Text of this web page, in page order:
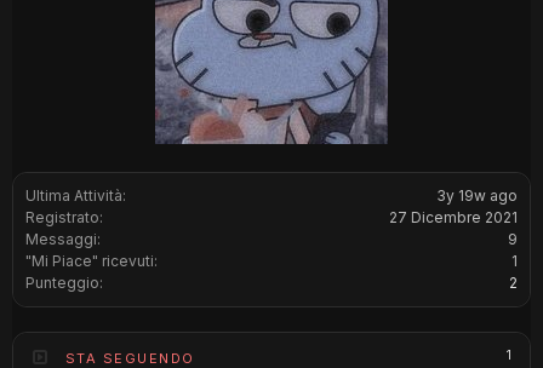
Ultima Attività:
3y 19w ago
Registrato:
27 Dicembre 2021
Messaggi:
9
"Mi Piace" ricevuti:
1
Punteggio:
2
STA SEGUENDO 1